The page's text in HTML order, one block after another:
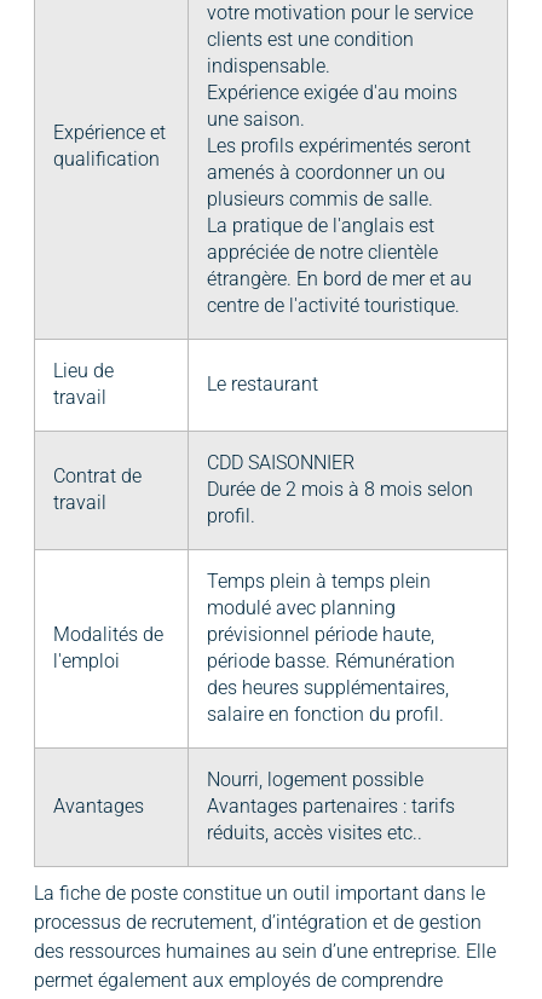
Expérience et
qualification
votre motivation pour le service
clients est une condition
indispensable.
Expérience exigée d'au moins
une saison.
Les profils expérimentés seront
amenés à coordonner un ou
plusieurs commis de salle.
La pratique de l'anglais est
appréciée de notre clientèle
étrangère. En bord de mer et au
centre de l'activité touristique.
Lieu de
travail
Le restaurant
Contrat de
travail
CDD SAISONNIER
Durée de 2 mois à 8 mois selon
profil.
Modalités de
l'emploi
Temps plein à temps plein
modulé avec planning
prévisionnel période haute,
période basse. Rémunération
des heures supplémentaires,
salaire en fonction du profil.
Avantages
Nourri, logement possible
Avantages partenaires : tarifs
réduits, accès visites etc..
La fiche de poste constitue un outil important dans le
processus de recrutement, d’intégration et de gestion
des ressources humaines au sein d’une entreprise. Elle
permet également aux employés de comprendre